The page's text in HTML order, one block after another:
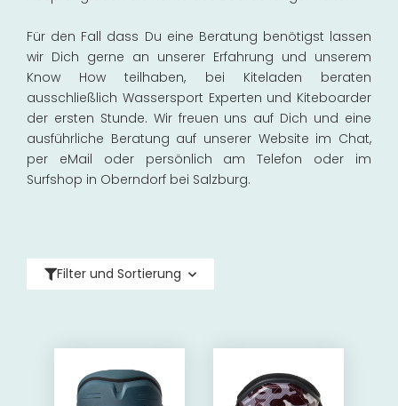
Für den Fall dass Du eine Beratung benötigst lassen
wir Dich gerne an unserer Erfahrung und unserem
Know How teilhaben, bei Kiteladen beraten
ausschließlich Wassersport Experten und Kiteboarder
der ersten Stunde. Wir freuen uns auf Dich und eine
ausführliche Beratung auf unserer Website im Chat,
per eMail oder persönlich am Telefon oder im
Surfshop in Oberndorf bei Salzburg.
Filter und Sortierung